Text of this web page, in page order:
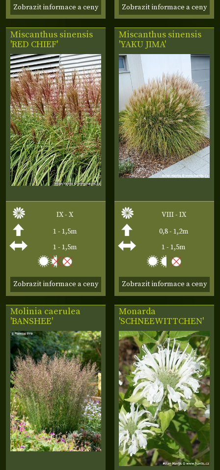
Zobrazit informace a ceny Zobrazit informace a ceny
Miscanthus sinensis
'RED CHIEF'
IX - X
1 - 1,5m
1 - 1,5m
Zobrazit informace a ceny
Miscanthus sinensis
'YAKU JIMA'
VIII - IX
0,8 - 1,2m
1 - 1,5m
Zobrazit informace a ceny
Molinia caerulea
'BANSHEE'
Monarda
'SCHNEEWITTCHEN'